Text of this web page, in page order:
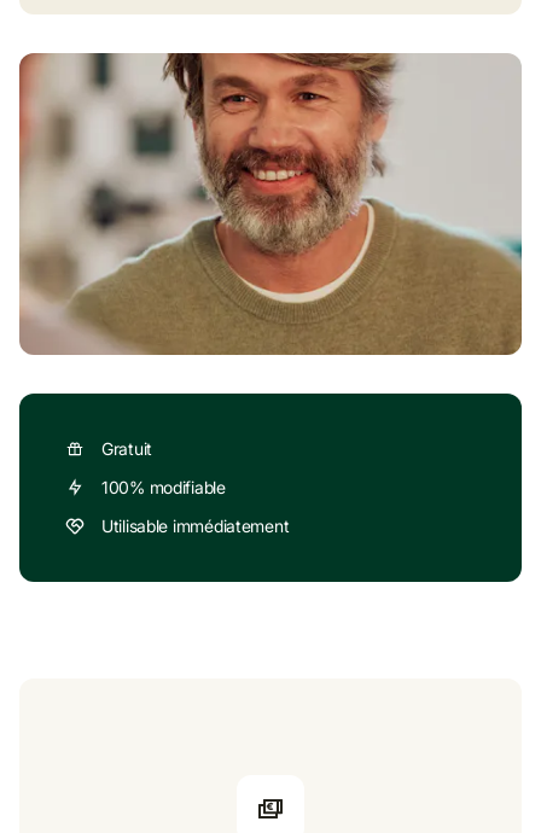
Gratuit
100% modifiable
Utilisable immédiatement